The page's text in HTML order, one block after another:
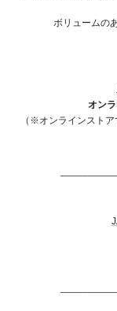
ボリュームの
オン
（※オンラインスト